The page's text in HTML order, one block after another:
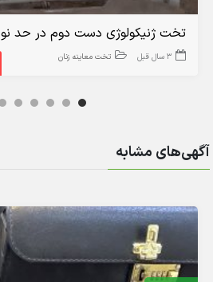
تخت ژنیکولوژی دست دوم در حد نو
3 سال قبل تخت معاینه زنان
آگهی‌های مشابه